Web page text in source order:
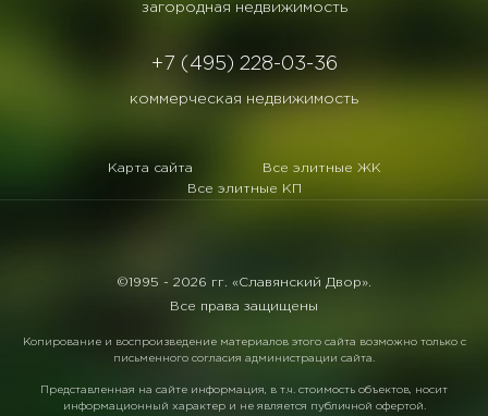
загородная недвижимость
+7 (495) 228-03-36
коммерческая недвижимость
Карта сайта
Все элитные ЖК
Все элитные КП
©1995 - 2026 гг. «Славянский Двор».
Все права защищены
Копирование и воспроизведение материалов этого сайта возможно только с
письменного согласия администрации сайта.
Представленная на сайте информация, в т.ч. стоимость объектов, носит
информационный характер и не является публичной офертой.